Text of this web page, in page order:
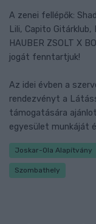
A zenei fellépők:
Lili, Capito
HAUBER ZSOLT X
jogát fenntartjuk!
Az idei évben a
rendezvényt a
támogatására
egyesület munkáját
Joskar-Ola Alapítvány
Szombathely